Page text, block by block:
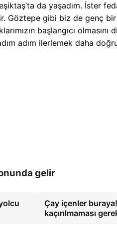
da yaşadım. İster
Göztepe gibi biz de genç bir
başlangıcı olmasını
adım ilerlemek daha
gelir
Çay içenler
kaçırılmaması